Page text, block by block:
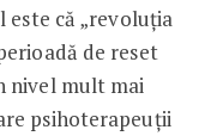
că „revoluția
de reset
nivel mult mai
psihoterapeuții